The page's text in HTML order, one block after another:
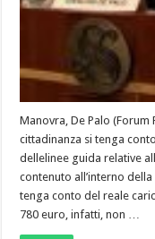
Manovra, De Palo (Forum
cittadinanza si tenga
dellelinee guida relative
contenuto all’interno della
tenga conto del reale
780 euro, infatti, non …